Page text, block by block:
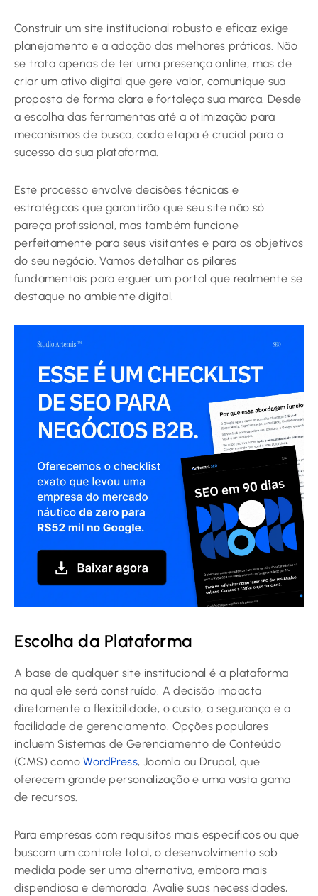
Construir um site institucional robusto e eficaz exige
planejamento e a adoção das melhores práticas. Não
se trata apenas de ter uma presença online, mas de
criar um ativo digital que gere valor, comunique sua
proposta de forma clara e fortaleça sua marca. Desde
a escolha das ferramentas até a otimização para
mecanismos de busca, cada etapa é crucial para o
sucesso da sua plataforma.
Este processo envolve decisões técnicas e
estratégicas que garantirão que seu site não só
pareça profissional, mas também funcione
perfeitamente para seus visitantes e para os objetivos
do seu negócio. Vamos detalhar os pilares
fundamentais para erguer um portal que realmente se
destaque no ambiente digital.
Escolha da Plataforma
A base de qualquer site institucional é a plataforma
na qual ele será construído. A decisão impacta
diretamente a flexibilidade, o custo, a segurança e a
facilidade de gerenciamento. Opções populares
incluem Sistemas de Gerenciamento de Conteúdo
(CMS) comoWordPress, Joomla ou Drupal, que
oferecem grande personalização e uma vasta gama
de recursos.
Para empresas com requisitos mais específicos ou que
buscam um controle total, o desenvolvimento sob
medida pode ser uma alternativa, embora mais
dispendiosa e demorada. Avalie suas necessidades,